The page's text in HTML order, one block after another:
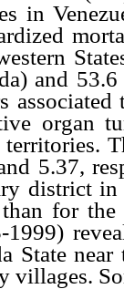
in
and
organ
5.37,
district
than for
1999)
State
villages.